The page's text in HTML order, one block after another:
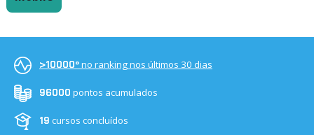
>10000ºno ranking nos últimos 30 dias
96000 pontos acumulados
19 cursos concluídos